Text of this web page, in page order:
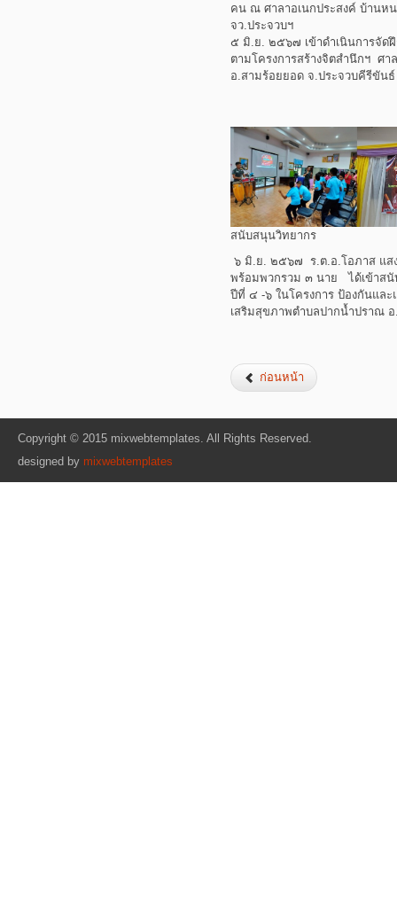
คน ณ ศาลาอเนกประสงค์ บ้านห
จว.ประจวบฯ
๕ มิ.ย. ๒๕๖๗ เข้าดำเนินการจัด
ตามโครงการสร้างจิตสำนึกฯ ศ
อ.สามร้อยยอด จ.ประจวบคีรีขันธ์
สนับสนุนวิทยากร
๖ มิ.ย. ๒๕๖๗ ร.ต.อ.โอภาส แส
พร้อมพวกรวม ๓ นาย ได้เข้าสนั
ปีที่ ๔ -๖ ในโครงการ ป้องกันแล
เสริมสุขภาพตำบลปากน้ำปราณ
ก่อนหน้า
Copyright © 2015 mixwebtemplates. All Rights Reserved.
designed by mixwebtemplates